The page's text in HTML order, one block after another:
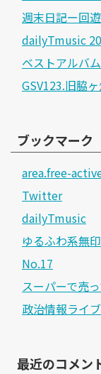
週末日記ー回遊
dailyTmusic
ベストアルバ
GSV123.旧脇
ブックマーク
area.free-
Twitter
dailyTmusic
ゆるふわ系無
No.17
スーパーで売
政治情報ライ
最近のコメン